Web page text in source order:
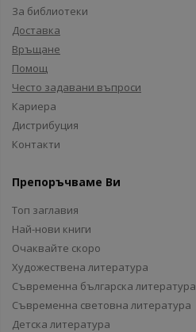
За библиотеки
Доставка
Връщане
Помощ
Често задавани въпроси
Кариера
Дистрибуция
Контакти
Препоръчваме Ви
Топ заглавия
Най-нови книги
Очаквайте скоро
Художествена литература
Съвременна българска литература
Съвременна световна литература
Детска литература